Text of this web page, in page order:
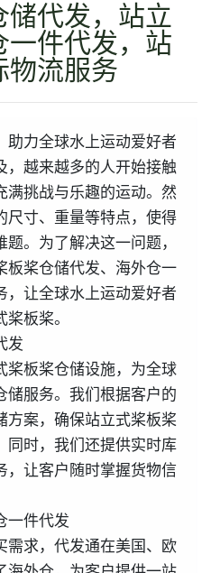
储代发，站立
一件代发，站
物流服务
助力全球水上运动爱好者
，越来越多的人开始接触
满挑战与乐趣的运动。然
尺寸、重量等特点，使得
。为了解决这一问题，
板桨仓储代发、海外仓一
，让全球水上运动爱好者
板桨。
发
桨板桨仓储设施，为全球
储服务。我们根据客户的
方案，确保站立式桨板桨
同时，我们还提供实时库
，让客户随时掌握货物信
一件代发
需求，代发通在美国、欧